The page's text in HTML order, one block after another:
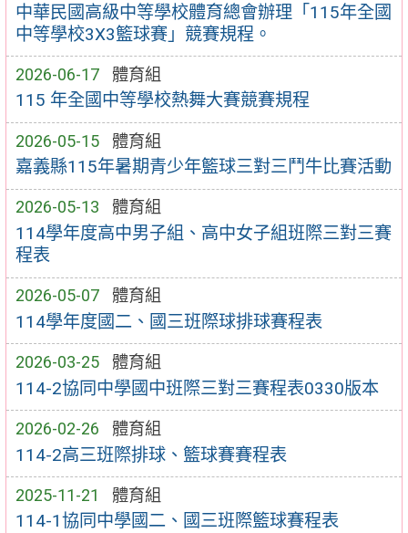
中華民國高級中等學校體育總會辦理「115年全國
中等學校3X3籃球賽」競賽規程。
2026-06-17 體育組
115 年全國中等學校熱舞大賽競賽規程
2026-05-15 體育組
嘉義縣115年暑期青少年籃球三對三鬥牛比賽活動
2026-05-13 體育組
114學年度高中男子組、高中女子組班際三對三賽
程表
2026-05-07 體育組
114學年度國二、國三班際球排球賽程表
2026-03-25 體育組
114-2協同中學國中班際三對三賽程表0330版本
2026-02-26 體育組
114-2高三班際排球、籃球賽賽程表
2025-11-21 體育組
114-1協同中學國二、國三班際籃球賽程表